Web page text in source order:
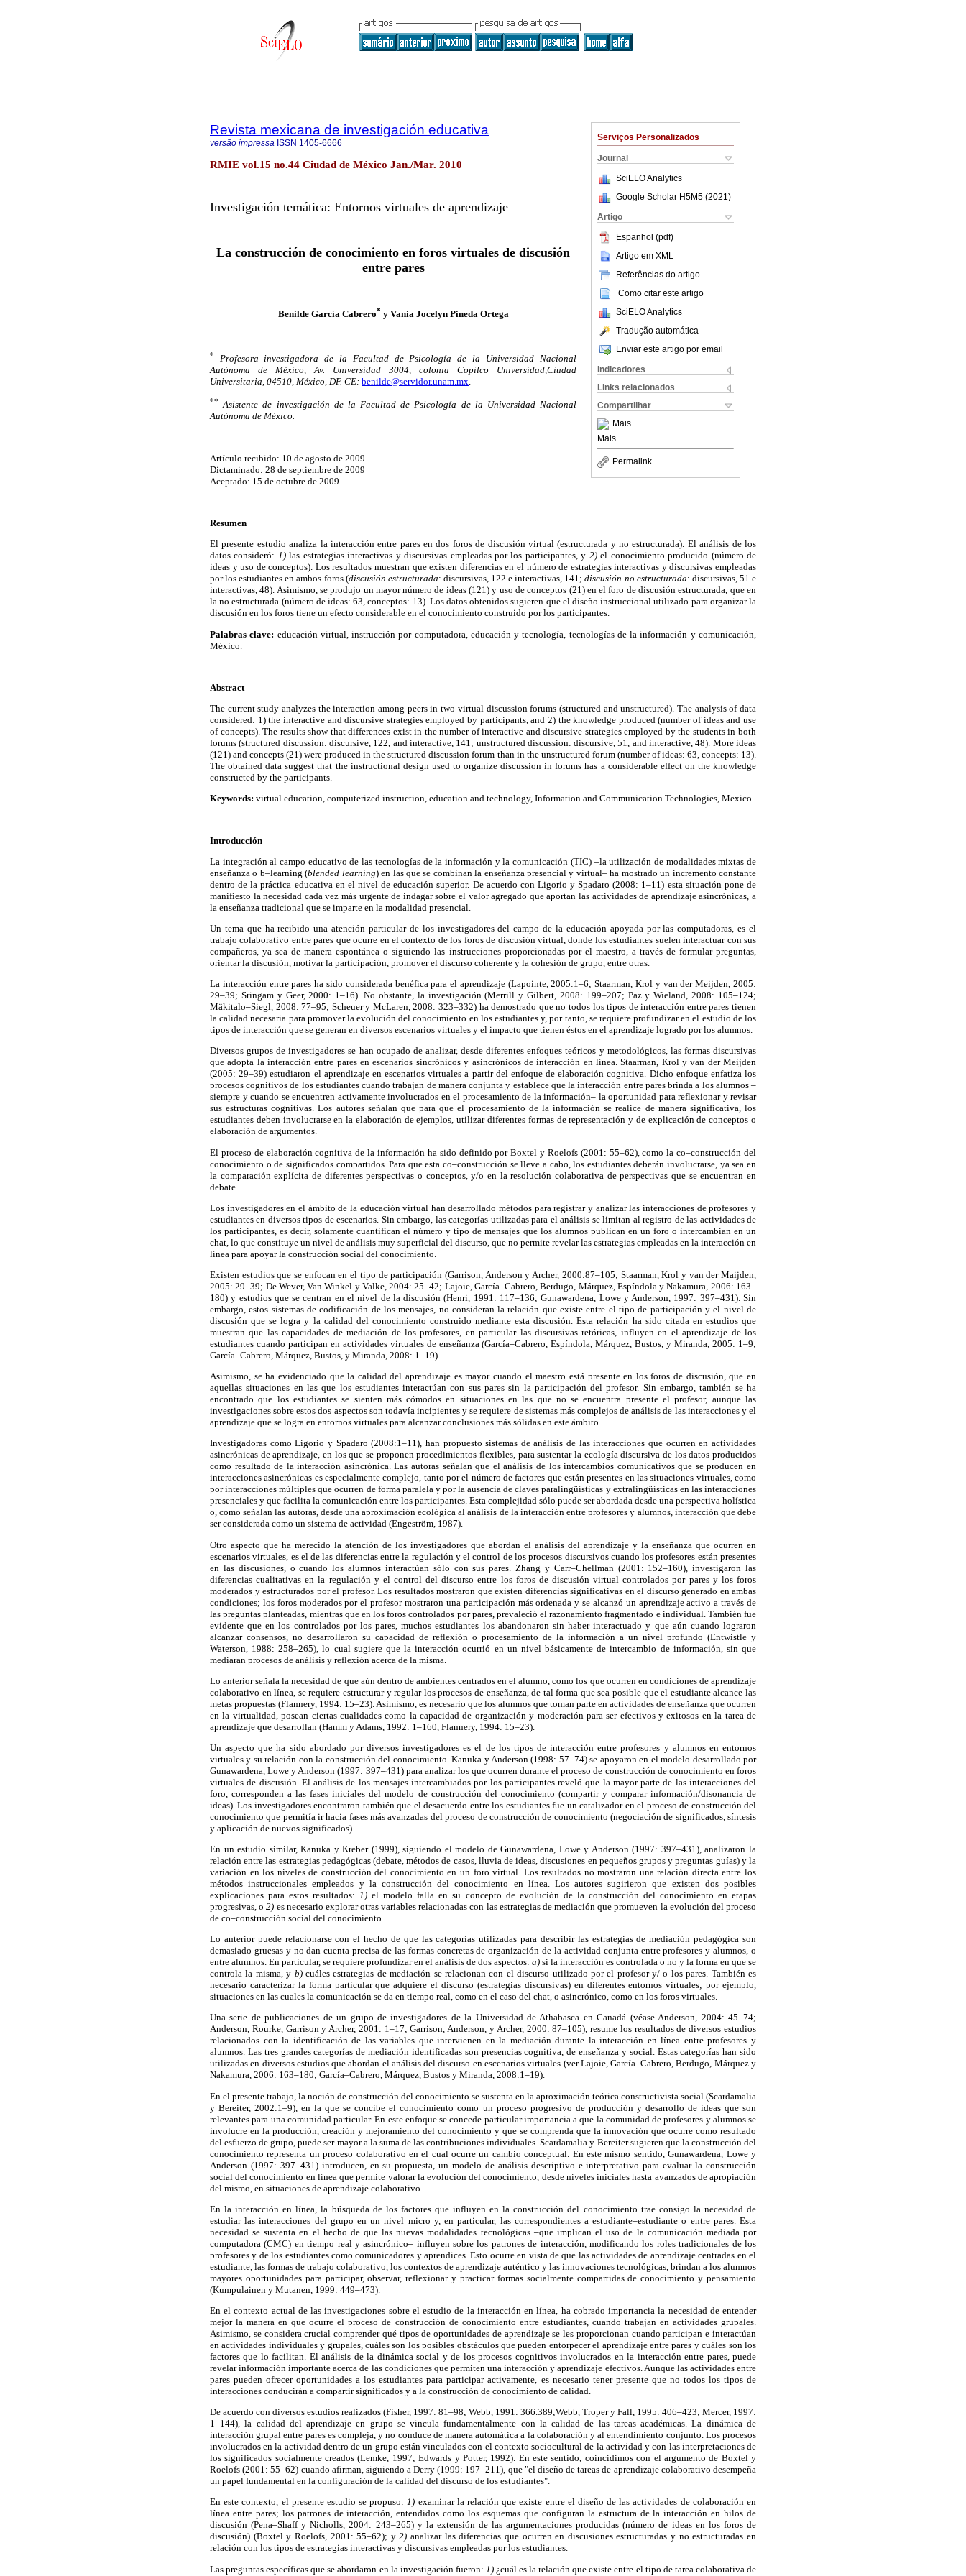
Serviços Personalizados
Journal
SciELO Analytics
Google Scholar H5M5 (2021 )
Artigo
Espanhol (pdf)
Artigo em XML
Referências do artigo
Como citar este artigo
SciELO Analytics
Tradução automática
Enviar este artigo por email
Indicadores
Links relacionados
Compartilhar
Mais
Mais
Permalink
Revista mexicana de investigación educativa
versão impressa ISSN 1405-6666
RMIE vol.15 no.44 Ciudad de México Jan./Mar. 2010
Investigación temática: Entornos virtuales de aprendizaje
La construcción de conocimiento en foros virtuales de discusión
entre pares
Benilde García Cabrero* y Vania Jocelyn Pineda Ortega
*
Profesora–investigadora de la Facultad de Psicología de la Universidad Nacional
Autónoma de México, Av. Universidad 3004, colonia Copilco Universidad,Ciudad
Universitaria, 04510, México, DF. CE: benilde@servidor.unam.mx
** Asistente de investigación de la Facultad de Psicología de la Universidad Nacional
Autónoma de México.
Artículo recibido: 10 de agosto de 2009
Dictaminado: 28 de septiembre de 2009
Aceptado: 15 de octubre de 2009
Resumen
El presente estudio analiza la interacción entre pares en dos foros de discusión virtual (estructurada y no estructurada). El análisis de los
datos consideró: 1)las estrategias interactivas y discursivas empleadas por los participantes, y 2)el conocimiento producido (número de
ideas y uso de conceptos). Los resultados muestran que existen diferencias en el número de estrategias interactivas y discursivas empleadas
por los estudiantes en ambos foros (discusión estructurada: discursivas, 122 e interactivas, 141;discusión no estructurada: discursivas, 51 e
interactivas, 48). Asimismo, se produjo un mayor número de ideas (121) y uso de conceptos (21) en el foro de discusión estructurada, que en
la no estructurada (número de ideas: 63, conceptos: 13). Los datos obtenidos sugieren que el diseño instruccional utilizado para organizar la
discusión en los foros tiene un efecto considerable en el conocimiento construido por los participantes.
Palabras clave: educación virtual, instrucción por computadora, educación y tecnología, tecnologías de la información y comunicación,
México.
Abstract
The current study analyzes the interaction among peers in two virtual discussion forums (structured and unstructured). The analysis of data
considered: 1) the interactive and discursive strategies employed by participants, and 2) the knowledge produced (number of ideas and use
of concepts). The results show that differences exist in the number of interactive and discursive strategies employed by the students in both
forums (structured discussion: discursive, 122, and interactive, 141; unstructured discussion: discursive, 51, and interactive, 48). More ideas
(121) and concepts (21) were produced in the structured discussion forum than in the unstructured forum (number of ideas: 63, concepts: 13).
The obtained data suggest that the instructional design used to organize discussion in forums has a considerable effect on the knowledge
constructed by the participants.
Keywords: virtual education, computerized instruction, education and technology, Information and Communication Technologies, Mexico.
Introducción
La integración al campo educativo de las tecnologías de la información y la comunicación (TIC) –la utilización de modalidades mixtas de
enseñanza o b–learning (blended learning) en las que se combinan la enseñanza presencial y virtual– ha mostrado un incremento constante
dentro de la práctica educativa en el nivel de educación superior. De acuerdo con Ligorio y Spadaro (2008: 1–11) esta situación pone de
manifiesto la necesidad cada vez más urgente de indagar sobre el valor agregado que aportan las actividades de aprendizaje asincrónicas, a
la enseñanza tradicional que se imparte en la modalidad presencial.
Un tema que ha recibido una atención particular de los investigadores del campo de la educación apoyada por las computadoras, es el
trabajo colaborativo entre pares que ocurre en el contexto de los foros de discusión virtual, donde los estudiantes suelen interactuar con sus
compañeros, ya sea de manera espontánea o siguiendo las instrucciones proporcionadas por el maestro, a través de formular preguntas,
orientar la discusión, motivar la participación, promover el discurso coherente y la cohesión de grupo, entre otras.
La interacción entre pares ha sido considerada benéfica para el aprendizaje (Lapointe, 2005:1–6; Staarman, Krol y van der Meijden, 2005:
29–39; Sringam y Geer, 2000: 1–16). No obstante, la investigación (Merrill y Gilbert, 2008: 199–207; Paz y Wieland, 2008: 105–124;
Mäkitalo–Siegl, 2008: 77–95; Scheuer y McLaren, 2008: 323–332) ha demostrado que no todos los tipos de interacción entre pares tienen
la calidad necesaria para promover la evolución del conocimiento en los estudiantes y, por tanto, se requiere profundizar en el estudio de los
tipos de interacción que se generan en diversos escenarios virtuales y el impacto que tienen éstos en el aprendizaje logrado por los alumnos.
Diversos grupos de investigadores se han ocupado de analizar, desde diferentes enfoques teóricos y metodológicos, las formas discursivas
que adopta la interacción entre pares en escenarios sincrónicos y asincrónicos de interacción en línea. Staarman, Krol y van der Meijden
(2005: 29–39) estudiaron el aprendizaje en escenarios virtuales a partir del enfoque de elaboración cognitiva. Dicho enfoque enfatiza los
procesos cognitivos de los estudiantes cuando trabajan de manera conjunta y establece que la interacción entre pares brinda a los alumnos –
siempre y cuando se encuentren activamente involucrados en el procesamiento de la información– la oportunidad para reflexionar y revisar
sus estructuras cognitivas. Los autores señalan que para que el procesamiento de la información se realice de manera significativa, los
estudiantes deben involucrarse en la elaboración de ejemplos, utilizar diferentes formas de representación y de explicación de conceptos o
elaboración de argumentos.
El proceso de elaboración cognitiva de la información ha sido definido por Boxtel y Roelofs (2001: 55–62), como la co–construcción del
conocimiento o de significados compartidos. Para que esta co–construcción se lleve a cabo, los estudiantes deberán involucrarse, ya sea en
la comparación explícita de diferentes perspectivas o conceptos, y/o en la resolución colaborativa de perspectivas que se encuentran en
debate.
Los investigadores en el ámbito de la educación virtual han desarrollado métodos para registrar y analizar las interacciones de profesores y
estudiantes en diversos tipos de escenarios. Sin embargo, las categorías utilizadas para el análisis se limitan al registro de las actividades de
los participantes, es decir, solamente cuantifican el número y tipo de mensajes que los alumnos publican en un foro o intercambian en un
chat, lo que constituye un nivel de análisis muy superficial del discurso, que no permite revelar las estrategias empleadas en la interacción en
línea para apoyar la construcción social del conocimiento.
Existen estudios que se enfocan en el tipo de participación (Garrison, Anderson y Archer, 2000:87–105; Staarman, Krol y van der Maijden,
2005: 29–39; De Wever, Van Winkel y Valke, 2004: 25–42; Lajoie, García–Cabrero, Berdugo, Márquez, Espíndola y Nakamura, 2006: 163–
180) y estudios que se centran en el nivel de la discusión (Henri, 1991: 117–136; Gunawardena, Lowe y Anderson, 1997: 397–431). Sin
embargo, estos sistemas de codificación de los mensajes, no consideran la relación que existe entre el tipo de participación y el nivel de
discusión que se logra y la calidad del conocimiento construido mediante esta discusión. Esta relación ha sido citada en estudios que
muestran que las capacidades de mediación de los profesores, en particular las discursivas retóricas, influyen en el aprendizaje de los
estudiantes cuando participan en actividades virtuales de enseñanza (García–Cabrero, Espíndola, Márquez, Bustos, y Miranda, 2005: 1–9;
García–Cabrero, Márquez, Bustos, y Miranda, 2008: 1–19).
Asimismo, se ha evidenciado que la calidad del aprendizaje es mayor cuando el maestro está presente en los foros de discusión, que en
aquellas situaciones en las que los estudiantes interactúan con sus pares sin la participación del profesor. Sin embargo, también se ha
encontrado que los estudiantes se sienten más cómodos en situaciones en las que no se encuentra presente el profesor, aunque las
investigaciones sobre estos dos aspectos son todavía incipientes y se requiere de sistemas más complejos de análisis de las interacciones y el
aprendizaje que se logra en entornos virtuales para alcanzar conclusiones más sólidas en este ámbito.
Investigadoras como Ligorio y Spadaro (2008:1–11), han propuesto sistemas de análisis de las interacciones que ocurren en actividades
asincrónicas de aprendizaje, en los que se proponen procedimientos flexibles, para sustentar la ecología discursiva de los datos producidos
como resultado de la interacción asincrónica. Las autoras señalan que el análisis de los intercambios comunicativos que se producen en
interacciones asincrónicas es especialmente complejo, tanto por el número de factores que están presentes en las situaciones virtuales, como
por interacciones múltiples que ocurren de forma paralela y por la ausencia de claves paralingüísticas y extralingüísticas en las interacciones
presenciales y que facilita la comunicación entre los participantes. Esta complejidad sólo puede ser abordada desde una perspectiva holística
o, como señalan las autoras, desde una aproximación ecológica al análisis de la interacción entre profesores y alumnos, interacción que debe
ser considerada como un sistema de actividad (Engeström, 1987).
Otro aspecto que ha merecido la atención de los investigadores que abordan el análisis del aprendizaje y la enseñanza que ocurren en
escenarios virtuales, es el de las diferencias entre la regulación y el control de los procesos discursivos cuando los profesores están presentes
en las discusiones, o cuando los alumnos interactúan sólo con sus pares. Zhang y Carr–Chellman (2001: 152–160), investigaron las
diferencias cualitativas en la regulación y el control del discurso entre los foros de discusión virtual controlados por pares y los foros
moderados y estructurados por el profesor. Los resultados mostraron que existen diferencias significativas en el discurso generado en ambas
condiciones; los foros moderados por el profesor mostraron una participación más ordenada y se alcanzó un aprendizaje activo a través de
las preguntas planteadas, mientras que en los foros controlados por pares, prevaleció el razonamiento fragmentado e individual. También fue
evidente que en los controlados por los pares, muchos estudiantes los abandonaron sin haber interactuado y que aún cuando lograron
alcanzar consensos, no desarrollaron su capacidad de reflexión o procesamiento de la información a un nivel profundo (Entwistle y
Waterson, 1988: 258–265), lo cual sugiere que la interacción ocurrió en un nivel básicamente de intercambio de información, sin que
mediaran procesos de análisis y reflexión acerca de la misma.
Lo anterior señala la necesidad de que aún dentro de ambientes centrados en el alumno, como los que ocurren en condiciones de aprendizaje
colaborativo en línea, se requiere estructurar y regular los procesos de enseñanza, de tal forma que sea posible que el estudiante alcance las
metas propuestas (Flannery, 1994: 15–23). Asimismo, es necesario que los alumnos que toman parte en actividades de enseñanza que ocurren
en la virtualidad, posean ciertas cualidades como la capacidad de organización y moderación para ser efectivos y exitosos en la tarea de
aprendizaje que desarrollan (Hamm y Adams, 1992: 1–160, Flannery, 1994: 15–23).
Un aspecto que ha sido abordado por diversos investigadores es el de los tipos de interacción entre profesores y alumnos en entornos
virtuales y su relación con la construcción del conocimiento. Kanuka y Anderson (1998: 57–74) se apoyaron en el modelo desarrollado por
Gunawardena, Lowe y Anderson (1997: 397–431) para analizar los que ocurren durante el proceso de construcción de conocimiento en foros
virtuales de discusión. El análisis de los mensajes intercambiados por los participantes reveló que la mayor parte de las interacciones del
foro, corresponden a las fases iniciales del modelo de construcción del conocimiento (compartir y comparar información/disonancia de
ideas). Los investigadores encontraron también que el desacuerdo entre los estudiantes fue un catalizador en el proceso de construcción del
conocimiento que permitía ir hacia fases más avanzadas del proceso de construcción de conocimiento (negociación de significados, síntesis
y aplicación de nuevos significados).
En un estudio similar, Kanuka y Kreber (1999), siguiendo el modelo de Gunawardena, Lowe y Anderson (1997: 397–431), analizaron la
relación entre las estrategias pedagógicas (debate, métodos de casos, lluvia de ideas, discusiones en pequeños grupos y preguntas guías) y la
variación en los niveles de construcción del conocimiento en un foro virtual. Los resultados no mostraron una relación directa entre los
métodos instruccionales empleados y la construcción del conocimiento en línea. Los autores sugirieron que existen dos posibles
explicaciones para estos resultados:1)el modelo falla en su concepto de evolución de la construcción del conocimiento en etapas
progresivas, o2) es necesario explorar otras variables relacionadas con las estrategias de mediación que promueven la evolución del proceso
de co–construcción social del conocimiento.
Lo anterior puede relacionarse con el hecho de que las categorías utilizadas para describir las estrategias de mediación pedagógica son
demasiado gruesas y no dan cuenta precisa de las formas concretas de organización de la actividad conjunta entre profesores y alumnos, o
entre alumnos. En particular, se requiere profundizar en el análisis de dos aspectos: a) si la interacción es controlada o no y la forma en que se
controla la misma, y b) cuáles estrategias de mediación se relacionan con el discurso utilizado por el profesor y/ o los pares. También es
necesario caracterizar la forma particular que adquiere el discurso (estrategias discursivas) en diferentes entornos virtuales; por ejemplo,
situaciones en las cuales la comunicación se da en tiempo real, como en el caso del chat, o asincrónico, como en los foros virtuales.
Una serie de publicaciones de un grupo de investigadores de la Universidad de Athabasca en Canadá (véase Anderson, 2004: 45–74;
Anderson, Rourke, Garrison y Archer, 2001: 1–17; Garrison, Anderson, y Archer, 2000: 87–105), resume los resultados de diversos estudios
relacionados con la identificación de las variables que intervienen en la mediación durante la interacción en línea entre profesores y
alumnos. Las tres grandes categorías de mediación identificadas son presencias cognitiva, de enseñanza y social. Estas categorías han sido
utilizadas en diversos estudios que abordan el análisis del discurso en escenarios virtuales (ver Lajoie, García–Cabrero, Berdugo, Márquez y
Nakamura, 2006: 163–180; García–Cabrero, Márquez, Bustos y Miranda, 2008:1–19).
En el presente trabajo, la noción de construcción del conocimiento se sustenta en la aproximación teórica constructivista social (Scardamalia
y Bereiter, 2002:1–9), en la que se concibe el conocimiento como un proceso progresivo de producción y desarrollo de ideas que son
relevantes para una comunidad particular. En este enfoque se concede particular importancia a que la comunidad de profesores y alumnos se
involucre en la producción, creación y mejoramiento del conocimiento y que se comprenda que la innovación que ocurre como resultado
del esfuerzo de grupo, puede ser mayor a la suma de las contribuciones individuales. Scardamalia y Bereiter sugieren que la construcción del
conocimiento representa un proceso colaborativo en el cual ocurre un cambio conceptual. En este mismo sentido, Gunawardena, Lowe y
Anderson (1997: 397–431) introducen, en su propuesta, un modelo de análisis descriptivo e interpretativo para evaluar la construcción
social del conocimiento en línea que permite valorar la evolución del conocimiento, desde niveles iniciales hasta avanzados de apropiación
del mismo, en situaciones de aprendizaje colaborativo.
En la interacción en línea, la búsqueda de los factores que influyen en la construcción del conocimiento trae consigo la necesidad de
estudiar las interacciones del grupo en un nivel micro y, en particular, las correspondientes a estudiante–estudiante o entre pares. Esta
necesidad se sustenta en el hecho de que las nuevas modalidades tecnológicas –que implican el uso de la comunicación mediada por
computadora (CMC) en tiempo real y asincrónico– influyen sobre los patrones de interacción, modificando los roles tradicionales de los
profesores y de los estudiantes como comunicadores y aprendices. Esto ocurre en vista de que las actividades de aprendizaje centradas en el
estudiante, las formas de trabajo colaborativo, los contextos de aprendizaje auténtico y las innovaciones tecnológicas, brindan a los alumnos
mayores oportunidades para participar, observar, reflexionar y practicar formas socialmente compartidas de conocimiento y pensamiento
(Kumpulainen y Mutanen, 1999: 449–473).
En el contexto actual de las investigaciones sobre el estudio de la interacción en línea, ha cobrado importancia la necesidad de entender
mejor la manera en que ocurre el proceso de construcción de conocimiento entre estudiantes, cuando trabajan en actividades grupales.
Asimismo, se considera crucial comprender qué tipos de oportunidades de aprendizaje se les proporcionan cuando participan e interactúan
en actividades individuales y grupales, cuáles son los posibles obstáculos que pueden entorpecer el aprendizaje entre pares y cuáles son los
factores que lo facilitan. El análisis de la dinámica social y de los procesos cognitivos involucrados en la interacción entre pares, puede
revelar información importante acerca de las condiciones que permiten una interacción y aprendizaje efectivos. Aunque las actividades entre
pares pueden ofrecer oportunidades a los estudiantes para participar activamente, es necesario tener presente que no todos los tipos de
interacciones conducirán a compartir significados y a la construcción de conocimiento de calidad.
De acuerdo con diversos estudios realizados (Fisher, 1997: 81–98; Webb, 1991: 366.389;Webb, Troper y Fall, 1995: 406–423; Mercer, 1997:
1–144), la calidad del aprendizaje en grupo se vincula fundamentalmente con la calidad de las tareas académicas. La dinámica de
interacción grupal entre pares es compleja, y no conduce de manera automática a la colaboración y al entendimiento conjunto. Los procesos
involucrados en la actividad dentro de un grupo están vinculados con el contexto sociocultural de la actividad y con las interpretaciones de
los significados socialmente creados (Lemke, 1997; Edwards y Potter, 1992). En este sentido, coincidimos con el argumento de Boxtel y
Roelofs (2001: 55–62) cuando afirman, siguiendo a Derry (1999: 197–211), que "el diseño de tareas de aprendizaje colaborativo desempeña
un papel fundamental en la configuración de la calidad del discurso de los estudiantes".
En este contexto, el presente estudio se propuso:1) examinar la relación que existe entre el diseño de las actividades de colaboración en
línea entre pares; los patrones de interacción, entendidos como los esquemas que configuran la estructura de la interacción en hilos de
discusión (Pena–Shaff y Nicholls, 2004: 243–265) y la extensión de las argumentaciones producidas (número de ideas en los foros de
discusión) (Boxtel y Roelofs, 2001: 55–62); y2)analizar las diferencias que ocurren en discusiones estructuradas y no estructuradas en
relación con los tipos de estrategias interactivas y discursivas empleadas por los estudiantes.
Las preguntas específicas que se abordaron en la investigación fueron: 1) ¿cuál es la relación que existe entre el tipo de tarea colaborativa de